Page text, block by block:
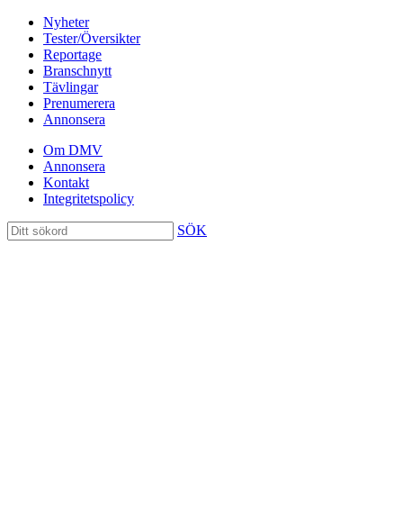
Nyheter
Tester/Översikter
Reportage
Branschnytt
Tävlingar
Prenumerera
Annonsera
Om DMV
Annonsera
Kontakt
Integritetspolicy
SÖK